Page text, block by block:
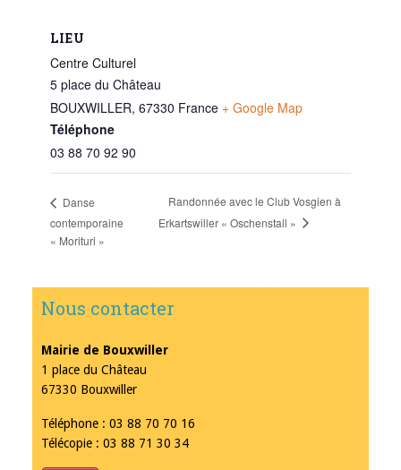
LIEU
Centre Culturel
5 place du Château
BOUXWILLER, 67330 France + Google Map
Téléphone
03 88 70 92 90
Danse
contemporaine
« Morituri »
Randonnée avec le Club Vosgien à
Erkartswiller « Oschenstall »
Nous contacter
Mairie de Bouxwiller
1 place du Château
67330 Bouxwiller
Téléphone : 03 88 70 70 16
Télécopie : 03 88 71 30 34